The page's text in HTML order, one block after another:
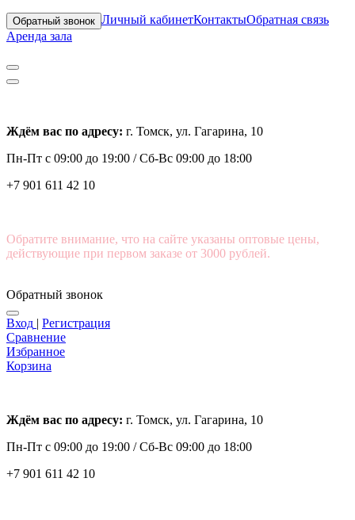
Обратный звонок Личный кабинетКонтактыОбратная связь
Аренда зала
Ждём вас по адресу: г. Томск, ул. Гагарина, 10
Пн-Пт с 09:00 до 19:00 /Сб-Вс 09:00 до 18:00
+7 901 611 42 10
Обратите внимание, что на сайте указаны оптовые цены,
действующие при первом заказе от 3000 рублей.
Обратный звонок
Вход | Регистрация
Сравнение
Избранное
Корзина
Ждём вас по адресу: г. Томск, ул. Гагарина, 10
Пн-Пт с 09:00 до 19:00 /Сб-Вс 09:00 до 18:00
+7 901 611 42 10